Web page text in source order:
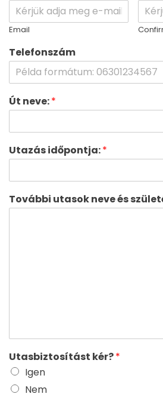
Email
Telefonszám
Út neve:*
Utazás időpontja:*
További utasok neve és
Utasbiztosítást kér?*
Igen
Nem